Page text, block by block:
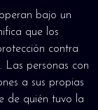
bajo un
que los
contra
Las personas con
a sus propias
de quién tuvo la